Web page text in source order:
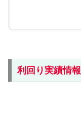
利回り実績情報